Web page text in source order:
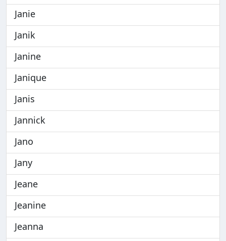
Janie
Janik
Janine
Janique
Janis
Jannick
Jano
Jany
Jeane
Jeanine
Jeanna